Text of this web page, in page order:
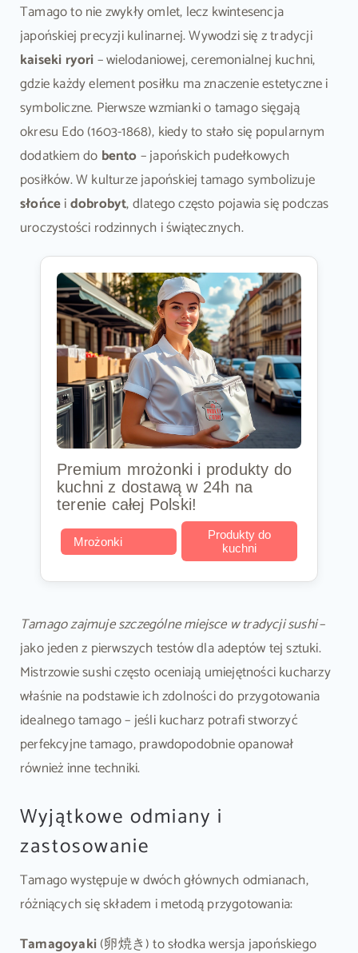
Tamago to nie zwykły omlet, lecz kwintesencja
japońskiej precyzji kulinarnej. Wywodzi się z tradycji
kaiseki ryori– wielodaniowej, ceremonialnej kuchni,
gdzie każdy element posiłku ma znaczenie estetyczne i
symboliczne. Pierwsze wzmianki o tamago sięgają
okresu Edo (1603-1868), kiedy to stało się popularnym
dodatkiem do bento– japońskich pudełkowych
posiłków. W kulturze japońskiej tamago symbolizuje
słońceidobrobyt, dlatego często pojawia się podczas
uroczystości rodzinnych i świątecznych.
Premium mrożonki i produkty do
kuchni z dostawą w 24h na
terenie całej Polski!
Mrożonki
Produkty do
kuchni
Tamago zajmuje szczególne miejsce w tradycji sushi–
jako jeden z pierwszych testów dla adeptów tej sztuki.
Mistrzowie sushi często oceniają umiejętności kucharzy
właśnie na podstawie ich zdolności do przygotowania
idealnego tamago – jeśli kucharz potrafi stworzyć
perfekcyjne tamago, prawdopodobnie opanował
również inne techniki.
Wyjątkowe odmiany i
zastosowanie
Tamago występuje w dwóch głównych odmianach,
różniących się składem i metodą przygotowania:
Tamagoyaki(卵焼き) to słodka wersja japońskiego